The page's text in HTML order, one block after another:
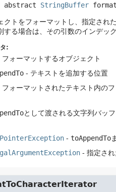
abstract StringBuffer format
クトをフォーマットし、指定され
する場合は、その引数のインデッ
:
フォーマットするオブジェクト
- テキストを追加する位置
フォーマットされたテキスト内の
として渡される文字列バッ
- toAppendTo
- 指定され